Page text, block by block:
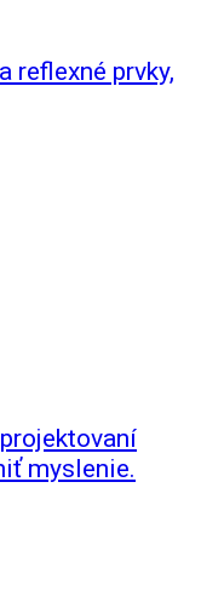
reflexné prvky,
myslenie.